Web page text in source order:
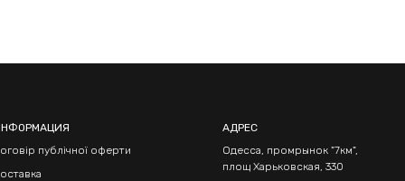
публічної оферти
АДРЕС
Одесса, промрынок "7км",
площ Харьковская, 330